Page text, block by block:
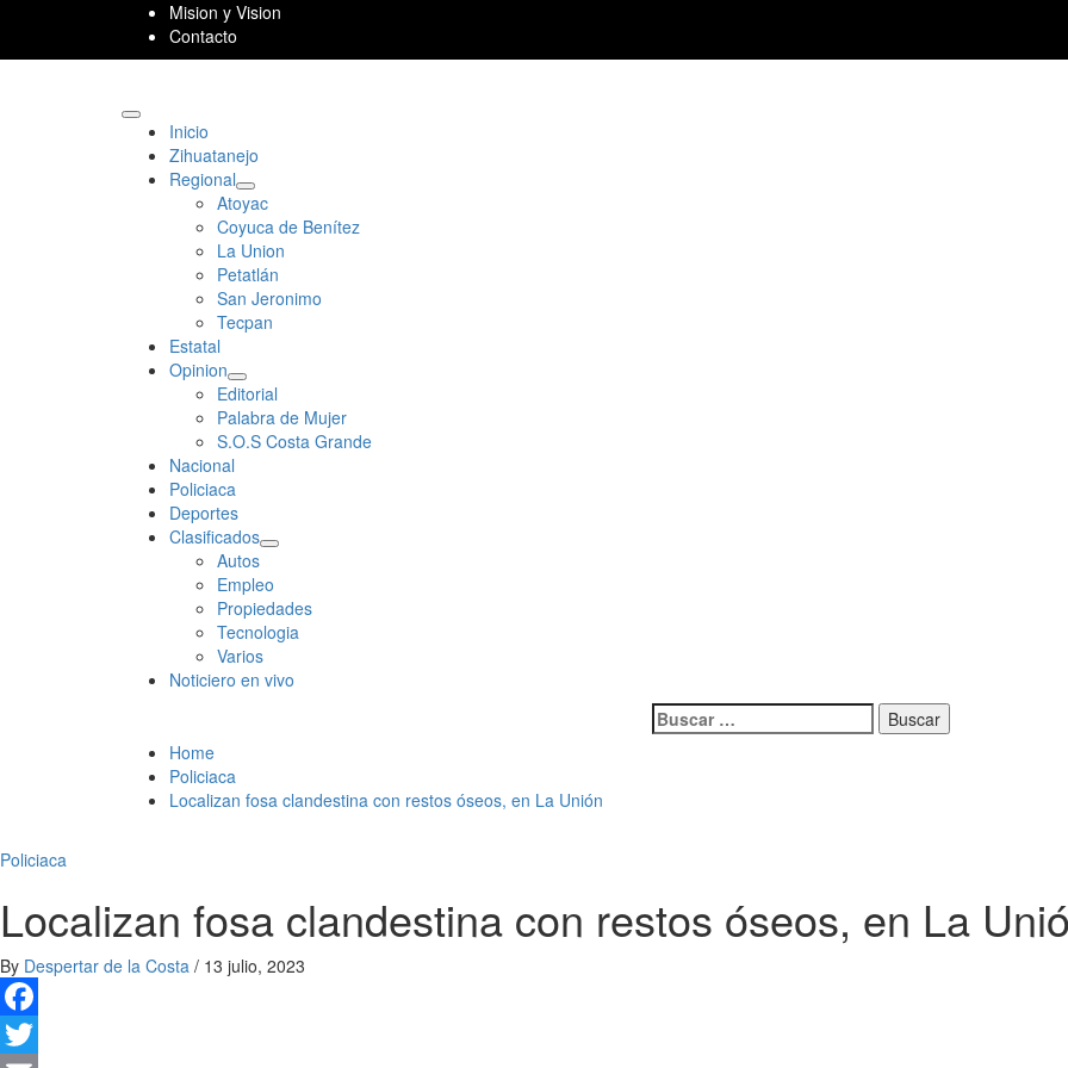
content
Mision y Vision
Contacto
Primary
Menu
Inicio
Zihuatanejo
Regional
Atoyac
Coyuca de Benítez
La Union
Petatlán
San Jeronimo
Tecpan
Estatal
Opinion
Editorial
Palabra de Mujer
S.O.S Costa Grande
Nacional
Policiaca
Deportes
Clasificados
Autos
Empleo
Propiedades
Tecnologia
Varios
Noticiero en vivo
Buscar:
Home
Policiaca
Localizan fosa clandestina con restos óseos, en La Unión
Policiaca
Localizan fosa clandestina con restos óseos, en La
By Despertar de la Costa / 13 julio, 2023
Facebook